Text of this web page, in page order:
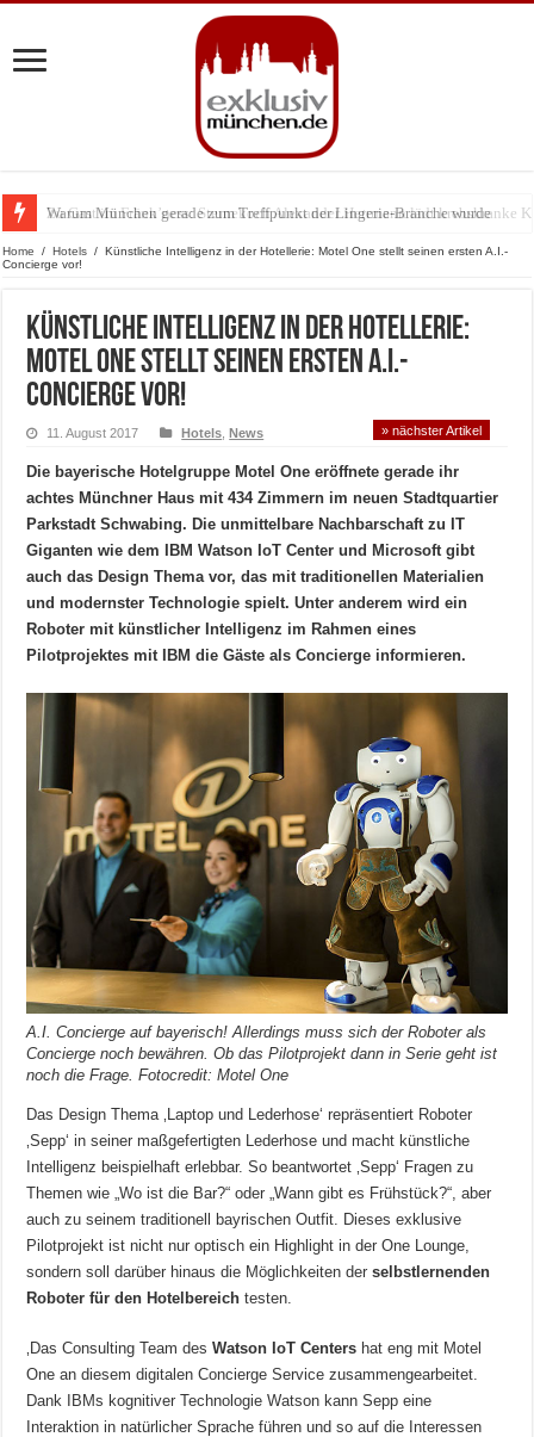
Warum München gerade zum Treffpunkt der Lingerie-Branche wurde
Home / Hotels / Künstliche Intelligenz in der Hotellerie: Motel One stellt seinen ersten A.I.-
Concierge vor!
Künstliche Intelligenz in der Hotellerie:
Motel One stellt seinen ersten A.I.-
Concierge vor!
11. August 2017 Hotels ,News » nächster Artikel
Die bayerische Hotelgruppe Motel One eröffnete gerade ihr
achtes Münchner Haus mit 434 Zimmern im neuen Stadtquartier
Parkstadt Schwabing. Die unmittelbare Nachbarschaft zu IT
Giganten wie dem IBM Watson IoT Center und Microsoft gibt
auch das Design Thema vor, das mit traditionellen Materialien
und modernster Technologie spielt. Unter anderem wird ein
Roboter mit künstlicher Intelligenz im Rahmen eines
Pilotprojektes mit IBM die Gäste als Concierge informieren.
A.I. Concierge auf bayerisch! Allerdings muss sich der Roboter als
Concierge noch bewähren. Ob das Pilotprojekt dann in Serie geht ist
noch die Frage. Fotocredit: Motel One
Das Design Thema ‚Laptop und Lederhose‘ repräsentiert Roboter
‚Sepp‘ in seiner maßgefertigten Lederhose und macht künstliche
Intelligenz beispielhaft erlebbar. So beantwortet ‚Sepp‘ Fragen zu
Themen wie „Wo ist die Bar?“ oder „Wann gibt es Frühstück?“, aber
auch zu seinem traditionell bayrischen Outfit. Dieses exklusive
Pilotprojekt ist nicht nur optisch ein Highlight in der One Lounge,
sondern soll darüber hinaus die Möglichkeiten der selbstlernenden
Roboter für den Hotelbereich testen.
‚Das Consulting Team desWatson IoT Centers hat eng mit Motel
One an diesem digitalen Concierge Service zusammengearbeitet.
Dank IBMs kognitiver Technologie Watson kann Sepp eine
Interaktion in natürlicher Sprache führen und so auf die Interessen